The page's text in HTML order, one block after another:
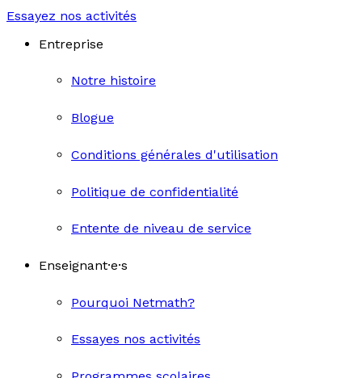
Essayez nos activités
Entreprise
Notre histoire
Blogue
Conditions générales d'utilisation
Politique de confidentialité
Entente de niveau de service
Enseignant·e·s
Pourquoi Netmath?
Essayes nos activités